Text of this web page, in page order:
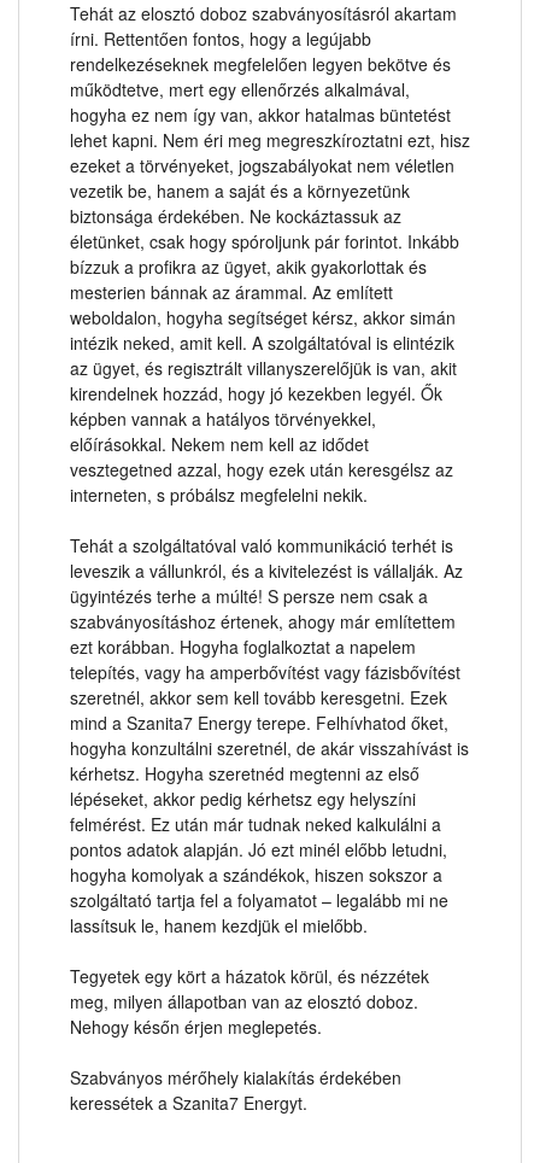
Tehát az elosztó doboz szabványosításról akartam
írni. Rettentően fontos, hogy a legújabb
rendelkezéseknek megfelelően legyen bekötve és
működtetve, mert egy ellenőrzés alkalmával,
hogyha ez nem így van, akkor hatalmas büntetést
lehet kapni. Nem éri meg megreszkíroztatni ezt, hisz
ezeket a törvényeket, jogszabályokat nem véletlen
vezetik be, hanem a saját és a környezetünk
biztonsága érdekében. Ne kockáztassuk az
életünket, csak hogy spóroljunk pár forintot. Inkább
bízzuk a profikra az ügyet, akik gyakorlottak és
mesterien bánnak az árammal. Az említett
weboldalon, hogyha segítséget kérsz, akkor simán
intézik neked, amit kell. A szolgáltatóval is elintézik
az ügyet, és regisztrált villanyszerelőjük is van, akit
kirendelnek hozzád, hogy jó kezekben legyél. Ők
képben vannak a hatályos törvényekkel,
előírásokkal. Nekem nem kell az idődet
vesztegetned azzal, hogy ezek után keresgélsz az
interneten, s próbálsz megfelelni nekik.
Tehát a szolgáltatóval való kommunikáció terhét is
leveszik a vállunkról, és a kivitelezést is vállalják. Az
ügyintézés terhe a múlté! S persze nem csak a
szabványosításhoz értenek, ahogy már említettem
ezt korábban. Hogyha foglalkoztat a napelem
telepítés, vagy ha amperbővítést vagy fázisbővítést
szeretnél, akkor sem kell tovább keresgetni. Ezek
mind a Szanita7 Energy terepe. Felhívhatod őket,
hogyha konzultálni szeretnél, de akár visszahívást is
kérhetsz. Hogyha szeretnéd megtenni az első
lépéseket, akkor pedig kérhetsz egy helyszíni
felmérést. Ez után már tudnak neked kalkulálni a
pontos adatok alapján. Jó ezt minél előbb letudni,
hogyha komolyak a szándékok, hiszen sokszor a
szolgáltató tartja fel a folyamatot – legalább mi ne
lassítsuk le, hanem kezdjük el mielőbb.
Tegyetek egy kört a házatok körül, és nézzétek
meg, milyen állapotban van az elosztó doboz.
Nehogy későn érjen meglepetés.
Szabványos mérőhely kialakítás érdekében
keressétek a Szanita7 Energyt.